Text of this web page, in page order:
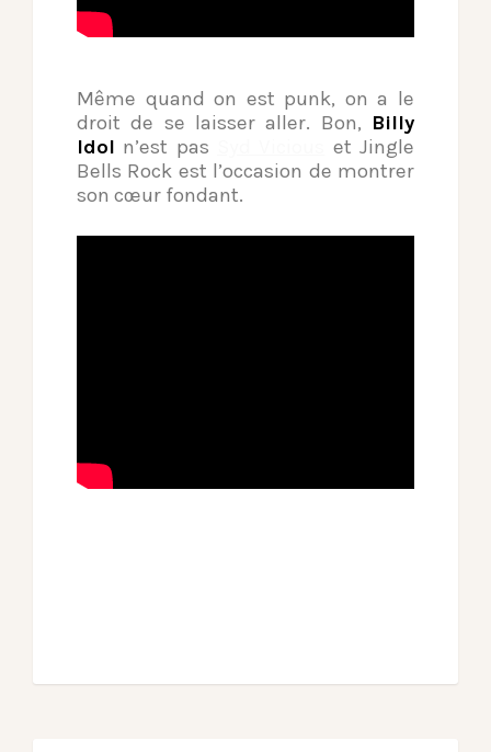
Même quand on est punk, on a le
droit de se laisser aller. Bon, Billy
Idol n’est pas
et Jingle
Bells Rock est l’occasion de montrer
son cœur fondant.